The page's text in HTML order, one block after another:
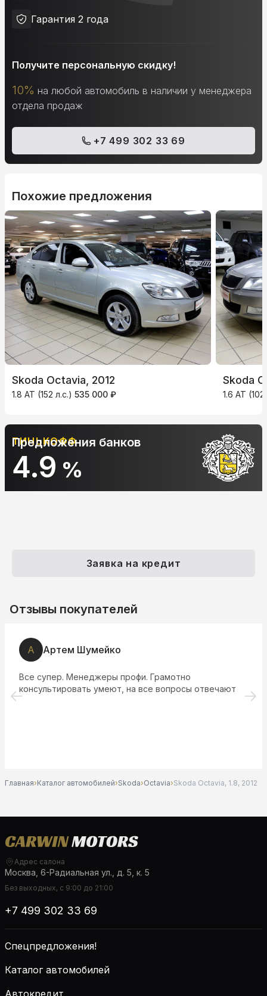
Гарантия 2 года
Получите персональную скидку!
10% на любой автомобиль в наличии у менеджера
отдела продаж
+7 499 302 33 69
Похожие предложения
Skoda Octavia, 2012
1.8 AT (152 л.с.) 535 000 ₽
Skoda
1.6 AT
АЛЬФА-БАНК
10.9%
Предложения банков
Заявка на кредит
Отзывы покупателей
А Артем Шумейко
Все супер. Менеджеры профи. Грамотно
консультировать умеют, на все вопросы отвечают
Главная›Каталог автомобилей›Skoda›Octavia›Skoda Octavia, 1.8, 2012
Адрес салона
Москва, 6-Радиальная ул., д. 5, к. 5
Без выходных, с 9:00 до 21:00
+7 499 302 33 69
Спецпредложения!
Каталог автомобилей